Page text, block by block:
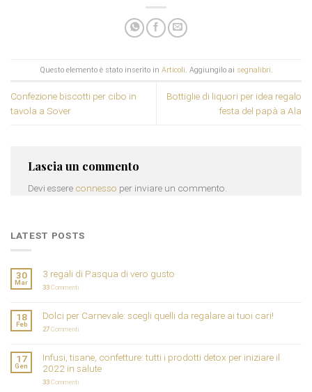
Questo elemento è stato inserito in Articoli. Aggiungilo ai segnalibri.
Confezione biscotti per cibo in
tavola a Sover
Bottiglie di liquori per idea regalo
festa del papà a Ala
Lascia un commento
Devi essere connesso per inviare un commento.
LATEST POSTS
30
Mar
3 regali di Pasqua di vero gusto
33Commenti
18
Feb
Dolci per Carnevale: scegli quelli da regalare ai tuoi cari!
27Commenti
17
Gen
Infusi, tisane, confetture: tutti i prodotti detox per iniziare il
2022 in salute
33Commenti